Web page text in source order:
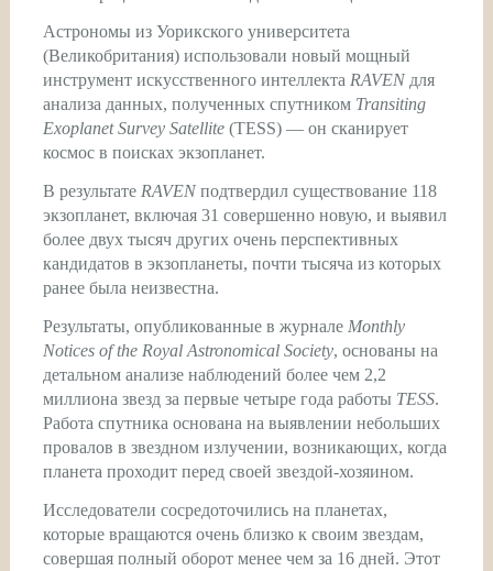
Астрономы из Уорикского университета
(Великобритания) использовали новый мощный
инструмент искусственного интеллекта RAVENдля
анализа данных, полученных спутником Transiting
Exoplanet Survey Satellite(TESS) — он сканирует
космос в поисках экзопланет.
В результате RAVENподтвердил существование 118
экзопланет, включая 31 совершенно новую, и выявил
более двух тысяч других очень перспективных
кандидатов в экзопланеты, почти тысяча из которых
ранее была неизвестна.
Результаты, опубликованные в журнале Monthly
Notices of the Royal Astronomical Society, основаны на
детальном анализе наблюдений более чем 2,2
миллиона звезд за первые четыре года работы TESS.
Работа спутника основана на выявлении небольших
провалов в звездном излучении, возникающих, когда
планета проходит перед своей звездой-хозяином.
Исследователи сосредоточились на планетах,
которые вращаются очень близко к своим звездам,
совершая полный оборот менее чем за 16 дней. Этот